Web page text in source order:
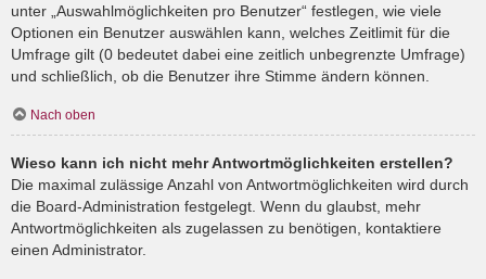
unter „Auswahlmöglichkeiten pro Benutzer“ festlegen, wie viele
Optionen ein Benutzer auswählen kann, welches Zeitlimit für die
Umfrage gilt (0 bedeutet dabei eine zeitlich unbegrenzte Umfrage)
und schließlich, ob die Benutzer ihre Stimme ändern können.
Nach oben
Wieso kann ich nicht mehr Antwortmöglichkeiten erstellen?
Die maximal zulässige Anzahl von Antwortmöglichkeiten wird durch
die Board-Administration festgelegt. Wenn du glaubst, mehr
Antwortmöglichkeiten als zugelassen zu benötigen, kontaktiere
einen Administrator.